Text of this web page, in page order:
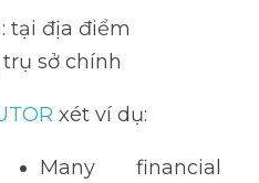
tại địa điểm
trụ sở chính
xét ví dụ:
Many financial